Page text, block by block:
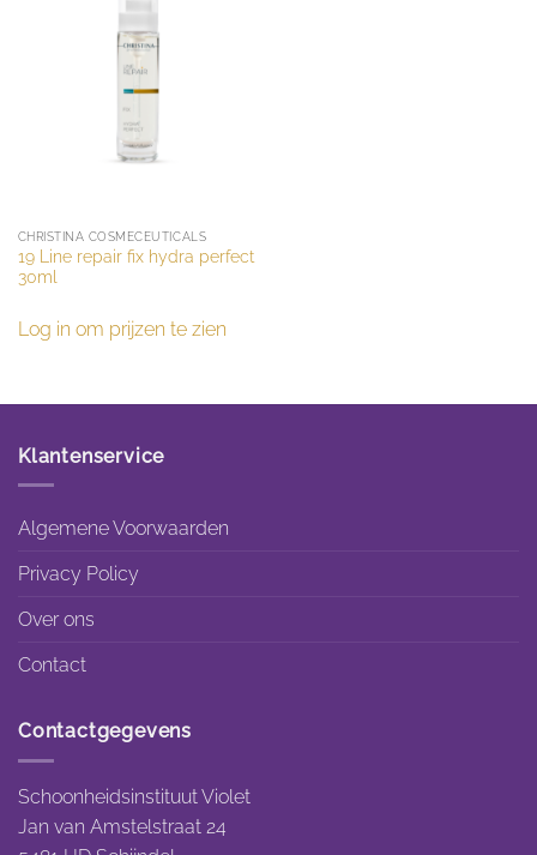
CHRISTINA COSMECEUTICALS
19 Line repair fix hydra perfect
30ml
Log in om prijzen te zien
Klantenservice
Algemene Voorwaarden
Privacy Policy
Over ons
Contact
Contactgegevens
Schoonheidsinstituut Violet
Jan van Amstelstraat 24